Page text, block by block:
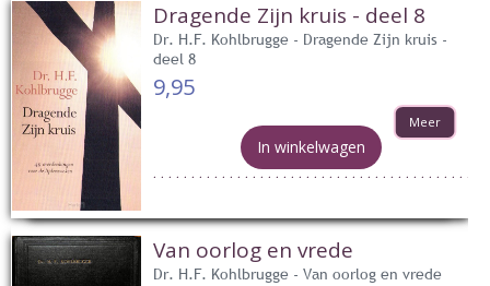
Dragende Zijn kruis - deel 8
Dr. H.F. Kohlbrugge - Dragende Zijn kruis -
deel 8
9,95
Meer
In winkelwagen
Van oorlog en vrede
Dr. H.F. Kohlbrugge - Van oorlog en vrede